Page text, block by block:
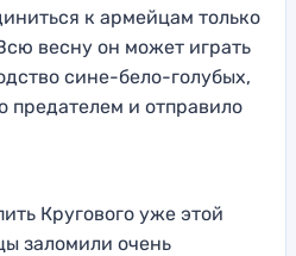
к армейцам только
весну он может играть
сине-бело-голубых,
предателем и отправило
Кругового уже этой
заломили очень